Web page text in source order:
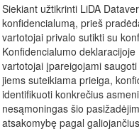
Siekiant užtikrinti LiDA
konfidencialumą, prieš
vartotojai privalo sutikti su
Konfidencialumo
vartotojai įpareigojami
jiems suteikiama prieiga,
identifikuoti konkrečius
nesąmoningas šio
atsakomybę pagal